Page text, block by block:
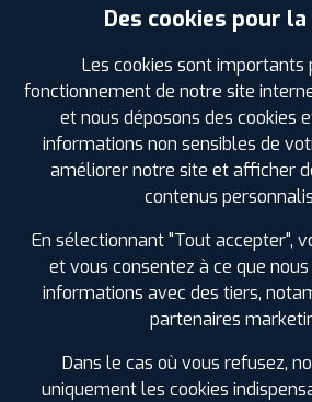
PROFIL PLUSMETZ
20 RUE DES DRAPIERS 57070 METZ
HORAIRES | +D'INFOS
2
PROFIL PLUSLOUVIGNY
0387529292
HORAIRES | +D'INFOS
Des cookies pour
Les cookies sont importants
fonctionnement de notre site
et nous déposons des cookies
informations non sensibles de
améliorer notre site et afficher
contenus
En sélectionnant "Tout accepter",
et vous consentez à ce que
informations avec des tiers,
partenaires
Dans le cas où vous refusez,
uniquement les cookies